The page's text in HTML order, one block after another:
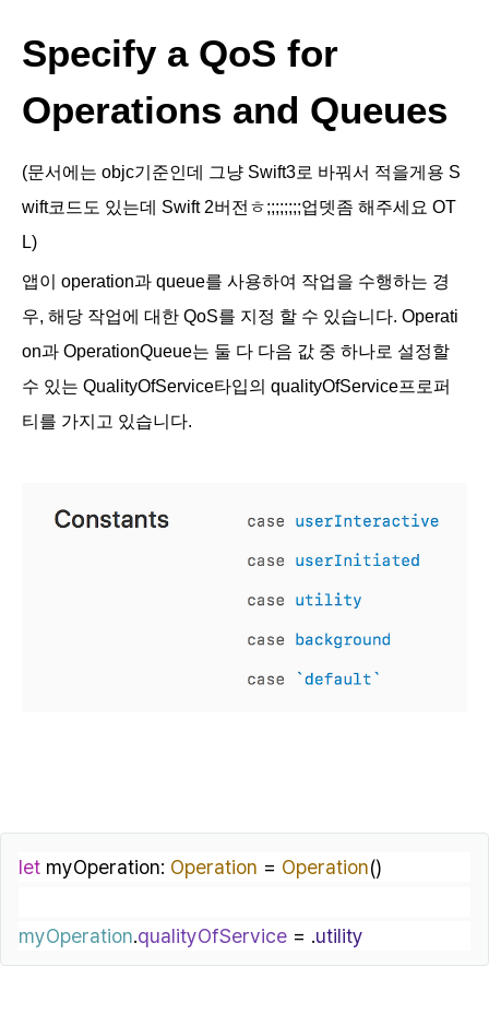
Specify a QoS for
Operations and Queues
(문서에는 objc기준인데 그냥 Swift3로 바꿔서 적을게용 S
wift코드도 있는데 Swift 2버전ㅎ;;;;;;;;업뎃좀 해주세요 OT
L)
앱이 operation과 queue를 사용하여 작업을 수행하는 경
우, 해당 작업에 대한 QoS를 지정 할 수 있습니다. Operati
on과 OperationQueue는 둘 다 다음 값 중 하나로 설정할
수 있는 QualityOfService타입의 qualityOfService프로퍼
티를 가지고 있습니다.
let myOperation: Operation = Operation()
myOperation.qualityOfService = .utility